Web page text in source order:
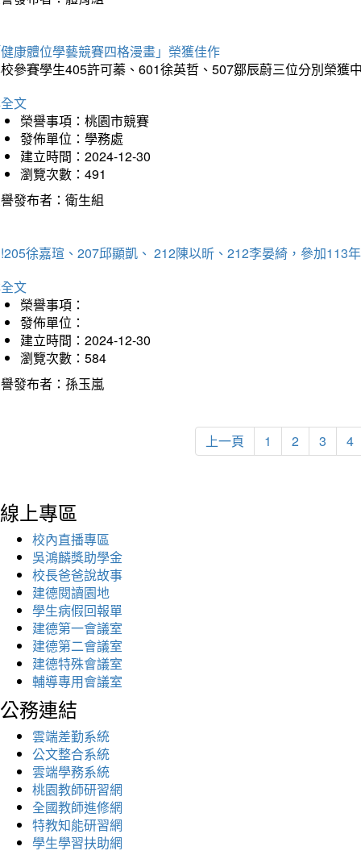
康體位學藝競賽四格漫畫」榮獲佳作
參賽學生405許可蓁、601徐英哲、507鄒辰蔚三位分別榮獲
文
榮譽事項：桃園市競賽
發佈單位：學務處
建立時間：2024-12-30
瀏覽次數：491
發布者：衛生組
徐嘉瑄、207邱顯凱、 212陳以昕、212李晏綺，參加113
文
榮譽事項：
發佈單位：
建立時間：2024-12-30
瀏覽次數：584
發布者：孫玉嵐
上一頁 1 2 3 4
線上專區
校內直播專區
吳鴻麟獎助學金
校長爸爸說故事
建德閱讀園地
學生病假回報單
建德第一會議室
建德第二會議室
建德特殊會議室
輔導專用會議室
公務連結
雲端差勤系統
公文整合系統
雲端學務系統
桃園教師研習網
全國教師進修網
特教知能研習網
學生學習扶助網